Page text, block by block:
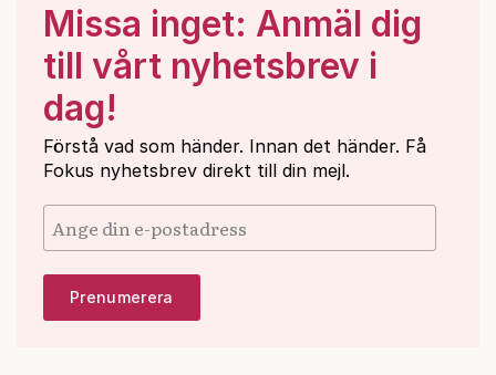
Missa inget: Anmäl dig
till vårt nyhetsbrev i
dag!
Förstå vad som händer. Innan det händer. Få
Fokus nyhetsbrev direkt till din mejl.